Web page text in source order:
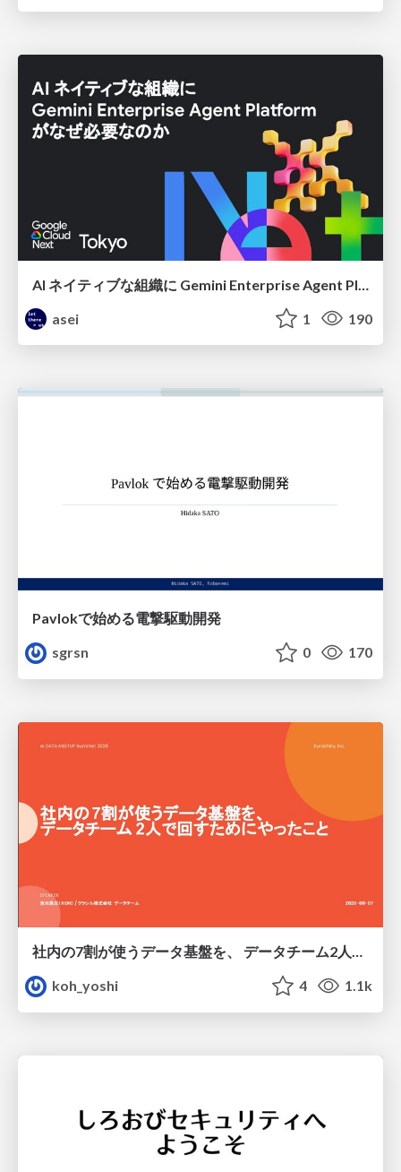
asei
1 190
Pavlokで始める電撃駆動開発
sgrsn
0 170
社内の7割が使うデータ基盤を、 データチーム2人で回すためにやったこと
koh_yoshi
4 1.1k